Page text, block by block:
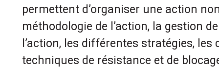
permettent d’organiser une action
méthodologie de l’action, la gestion
l’action, les différentes stratégies, les
techniques de résistance et de